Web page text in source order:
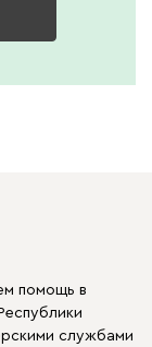
помощь в
службами